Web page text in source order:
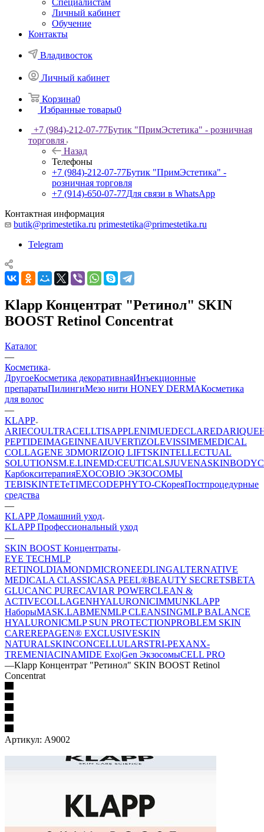
Специалистам
Личный кабинет
Обучение
Контакты
Владивосток
Личный кабинет
Корзина0
Избранные товары0
+7 (984)-212-07-77Бутик "ПримЭстетика" - розничная
торговля
Назад
Телефоны
+7 (984)-212-07-77Бутик "ПримЭстетика" -
розничная торговля
+7 (914)-650-07-77Для связи в WhatsApp
Контактная информация
butik@primestetika.ru primestetika@primestetika.ru
Telegram
Klapp Концентрат "Ретинол" SKIN
BOOST Retinol Concentrat
Каталог
—
Косметика
ДругоеКосметика декоративнаяИнъекционные
препаратыПилингиМезо нити HONEY DERMAКосметика
для волос
—
KLAPP
ARIECOULTRACELLTISAPPLENIMUEDECLAREDARIQUE
PEPTIDEIMAGEINNEAIUVERTiZOLEVISSIMEMEDICAL
COLLAGENE 3DMORIZOIQ LIFTSKINTELLECTUAL
SOLUTIONSM.E.LINEMD:CEUTICALSJUVENASKINBODY
КарбокситерапияEXOCOBIO ЭКЗОСОМЫ
TEBISKINTETeTIMECODEPHYTO-CКореяПостпроцедурные
средства
—
KLAPP Домашний уход
KLAPP Профессиональный уход
—
SKIN BOOST Концентраты
EYE TECHMLP
RETINOLDIAMONDMICRONEEDLINGALTERNATIVE
MEDICALA CLASSICASA PEEL®BEAUTY SECRETSBETA
GLUCANC PURECAVIAR POWERCLEAN &
ACTIVECOLLAGENHYALURONICIMMUNKLAPP
НаборыMASK.LABMENMLP CLEANSINGMLP BALANCE
HYALURONICMLP SUN PROTECTIONPROBLEM SKIN
CAREREPAGEN® EXCLUSIVESKIN
NATURALSKINCONCELLULARSTRI-PEXANX-
TREMENIACINAMIDE Exo|Gen ЭкзосомыCELL PRO
—Klapp Концентрат "Ретинол" SKIN BOOST Retinol
Concentrat
Артикул: A9002